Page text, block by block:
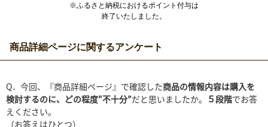
※ふるさと納税におけるポイント付与は
終了いたしました。
商品詳細ページに関するアンケート